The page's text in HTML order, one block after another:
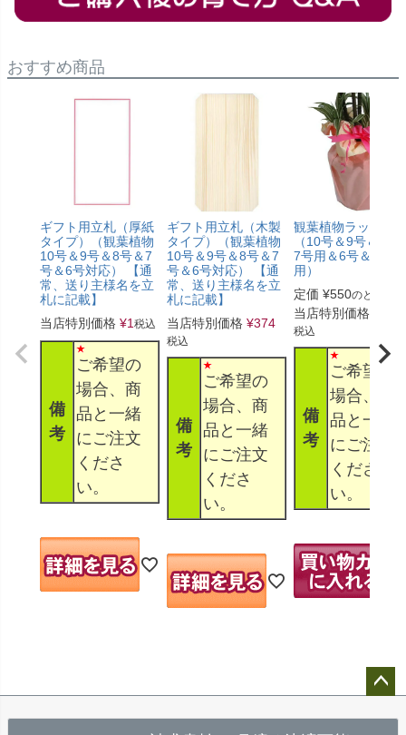
おすすめ商品
ギフト用立札（厚紙
タイプ）（観葉植物
10号＆9号＆8号＆7
号＆6号対応） 【通
常、送り主様名を立
札に記載】
当店特別価格 ¥1 税込
備
考
ご希望の
場合、商
品と一緒
にご注文
くださ
い。
ギフト用立札（木製
タイプ）（観葉植物
10号＆9号＆8号＆7
号＆6号対応） 【通
常、送り主様名を立
札に記載】
当店特別価格 ¥374
税込
備
考
ご希望の
場合、商
品と一緒
にご注文
くださ
い。
観葉植物ラッピン
（10号＆9号＆8号
7号用＆6号＆5号
用）
定価 ¥550のところ
当店特別価格
税込
備
考
ご希望の
場合、商
品と一緒
にご注文
くださ
い。